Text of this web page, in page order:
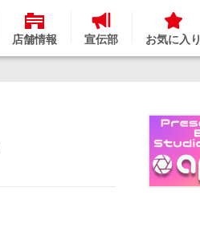
店舗情報 宣伝部 お気に入り